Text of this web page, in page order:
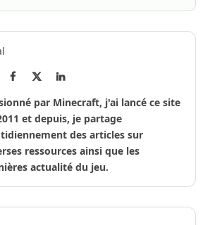
Facebook LinkedIn
par Minecraft, j'ai lancé ce site
et depuis, je partage
des articles sur
ressources ainsi que les
actualité du jeu.